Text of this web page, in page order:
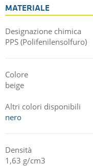
MATERIALE
Designazione chimica
PPS (Polifenilensolfuro)
Colore
beige
Altri colori disponibili
nero
Densità
1,63 g/cm3